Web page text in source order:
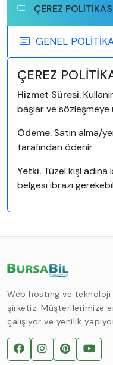
ÇEREZ
GENEL
ÇEREZ
Hizmet Süresi.
başlar ve
Ödeme.Satın alma/
tarafından ödenir.
Yetki. Tüzel kişi adına
belgesi ibrazı
Web hosting ve teknoloji
şirketiz. Müşterilerimize
çalışıyor ve yenilik